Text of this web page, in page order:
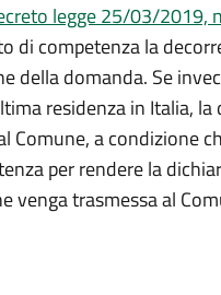
legge 25/03/2019,
di competenza la
della domanda. Se
residenza in Italia,
Comune, a condizione
per rendere la
venga trasmessa al